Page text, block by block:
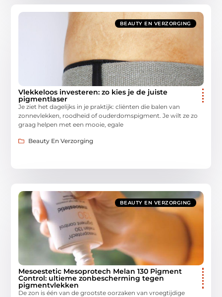
BEAUTY EN VERZORGING
Vlekkeloos investeren: zo kies je de juiste
pigmentlaser
Je ziet het dagelijks in je praktijk: cliënten die balen van
zonnevlekken, roodheid of ouderdomspigment. Je wilt ze zo
graag helpen met een mooie, egale
Beauty En Verzorging
BEAUTY EN VERZORGING
Mesoestetic Mesoprotech Melan 130 Pigment
Control: ultieme zonbescherming tegen
pigmentvlekken
De zon is één van de grootste oorzaken van vroegtijdige